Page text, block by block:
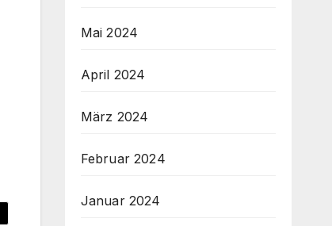
Mai 2024
April 2024
März 2024
Februar 2024
Januar 2024